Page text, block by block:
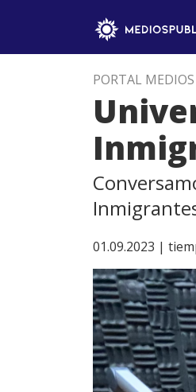
PORTAL
01.09.2023 |